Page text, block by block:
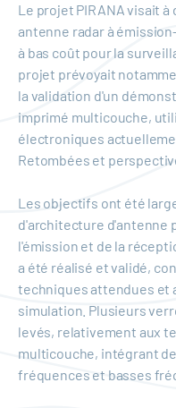
Le projet PIRANA visait
antenne radar à
à bas coût pour la
projet prévoyait
la validation d'un
imprimé multicouche,
électroniques
Retombées et
Les objectifs ont été
d'architecture d'antenne
l'émission et de la
a été réalisé et validé,
techniques attendues et
simulation. Plusieurs
levés, relativement aux
multicouche, intégrant
fréquences et basses